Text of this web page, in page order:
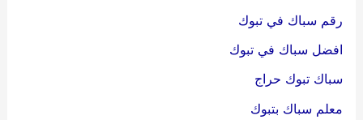
رقم سباك في تبوك
افضل سباك في تبوك
سباك تبوك حراج
معلم سباك بتبوك